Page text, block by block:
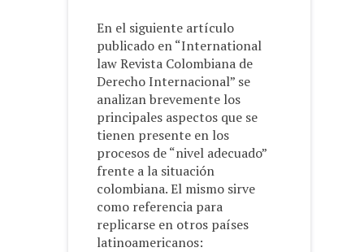
En el siguiente artículo
publicado en “International
law Revista Colombiana de
Derecho Internacional” se
analizan brevemente los
principales aspectos que se
tienen presente en los
procesos de “nivel adecuado”
frente a la situación
colombiana. El mismo sirve
como referencia para
replicarse en otros países
latinoamericanos: